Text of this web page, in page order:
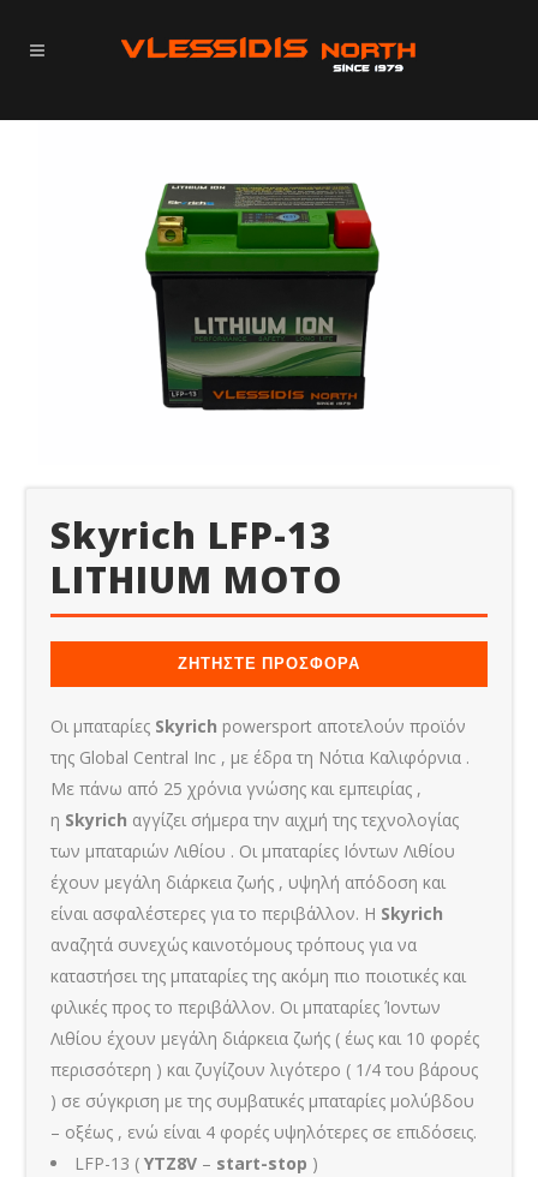
Skyrich LFP-13
LITHIUM MOTO
ΖΗΤΗΣΤΕ ΠΡΟΣΦΟΡΑ
Οι μπαταρίες Skyrich powersport αποτελούν προϊόν
της Global Central Inc , με έδρα τη Νότια Καλιφόρνια .
Με πάνω από 25 χρόνια γνώσης και εμπειρίας ,
η Skyrich αγγίζει σήμερα την αιχμή της τεχνολογίας
των μπαταριών Λιθίου . Οι μπαταρίες Ιόντων Λιθίου
έχουν μεγάλη διάρκεια ζωής , υψηλή απόδοση και
είναι ασφαλέστερες για το περιβάλλον. Η Skyrich
αναζητά συνεχώς καινοτόμους τρόπους για να
καταστήσει της μπαταρίες της ακόμη πιο ποιοτικές και
φιλικές προς το περιβάλλον. Οι μπαταρίες Ίοντων
Λιθίου έχουν μεγάλη διάρκεια ζωής ( έως και 10 φορές
περισσότερη ) και ζυγίζουν λιγότερο ( 1/4 του βάρους
) σε σύγκριση με της συμβατικές μπαταρίες μολύβδου
– οξέως , ενώ είναι 4 φορές υψηλότερες σε επιδόσεις.
LFP-13 (YTZ8V – start-stop )